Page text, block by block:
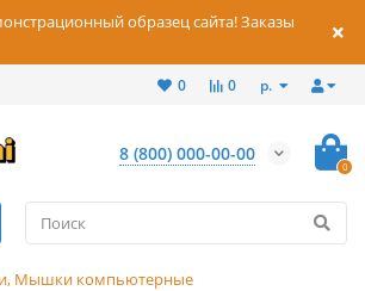
образец сайта! Заказы
р.
0
0
8 (800) 000-00-00
0
Мышки компьютерные